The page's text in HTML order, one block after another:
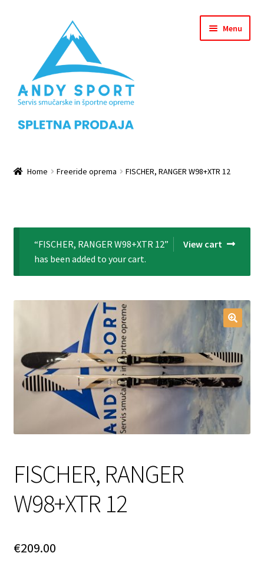
navigation
Menu
Leanpay Info Page
Login Customizer
Pravilnik o zasebnosti
SPLETNA PRODAJA
Home Freeride oprema FISCHER, RANGER W98+XTR 12
View cart
“FISCHER, RANGER W98+XTR 12”
has been added to your cart.
FISCHER, RANGER
W98+XTR 12
€209.00